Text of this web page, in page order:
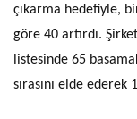
çıkarma hedefiyle,
göre 40 artırdı.
listesinde 65
sırasını elde ederek